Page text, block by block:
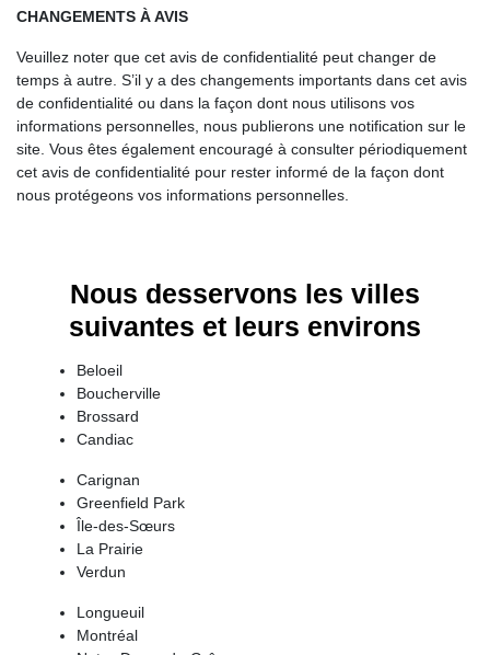
CHANGEMENTS À AVIS
Veuillez noter que cet avis de confidentialité peut changer de
temps à autre. S’il y a des changements importants dans cet avis
de confidentialité ou dans la façon dont nous utilisons vos
informations personnelles, nous publierons une notification sur le
site. Vous êtes également encouragé à consulter périodiquement
cet avis de confidentialité pour rester informé de la façon dont
nous protégeons vos informations personnelles.
Nous desservons les villes
suivantes et leurs environs
Beloeil
Boucherville
Brossard
Candiac
Carignan
Greenfield Park
Île-des-Sœurs
La Prairie
Verdun
Longueuil
Montréal